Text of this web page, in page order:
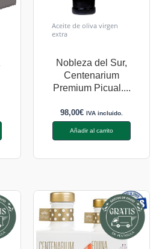
Aceite de oliva virgen
extra
Nobleza del Sur,
Centenarium
Premium Picual....
98,00€ IVA incluido.
Añadir al carrito